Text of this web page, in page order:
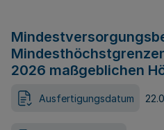
2026 maßgeblichen
Ausfertigungsdatum